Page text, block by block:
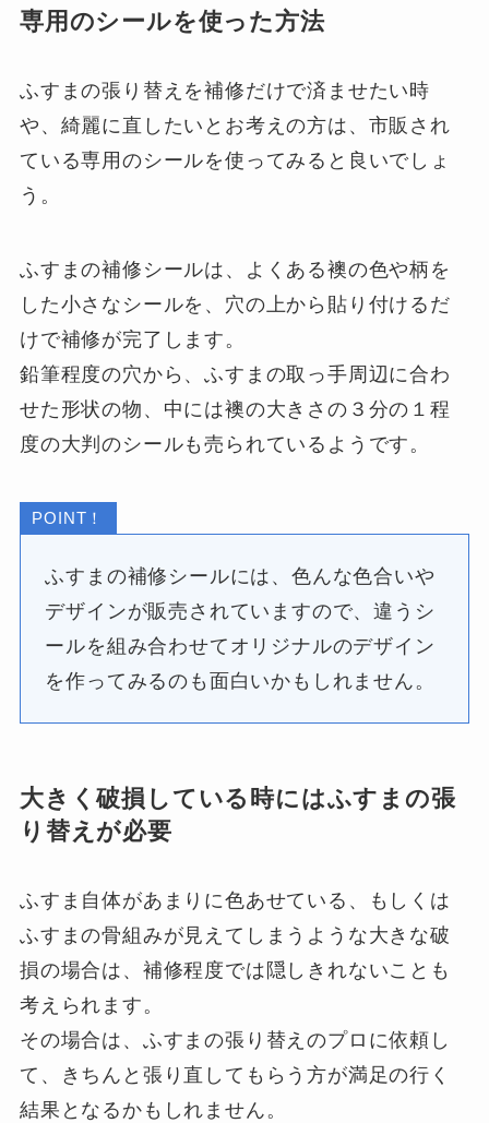
専用のシールを使った方法
ふすまの張り替えを補修だけで済ませたい時
や、綺麗に直したいとお考えの方は、市販され
ている専用のシールを使ってみると良いでしょ
う。
ふすまの補修シールは、よくある襖の色や柄を
した小さなシールを、穴の上から貼り付けるだ
けで補修が完了します。
鉛筆程度の穴から、ふすまの取っ手周辺に合わ
せた形状の物、中には襖の大きさの３分の１程
度の大判のシールも売られているようです。
POINT！
ふすまの補修シールには、色んな色合いや
デザインが販売されていますので、違うシ
ールを組み合わせてオリジナルのデザイン
を作ってみるのも面白いかもしれません。
大きく破損している時にはふすまの張
り替えが必要
ふすま自体があまりに色あせている、もしくは
ふすまの骨組みが見えてしまうような大きな破
損の場合は、補修程度では隠しきれないことも
考えられます。
その場合は、ふすまの張り替えのプロに依頼し
て、きちんと張り直してもらう方が満足の行く
結果となるかもしれません。